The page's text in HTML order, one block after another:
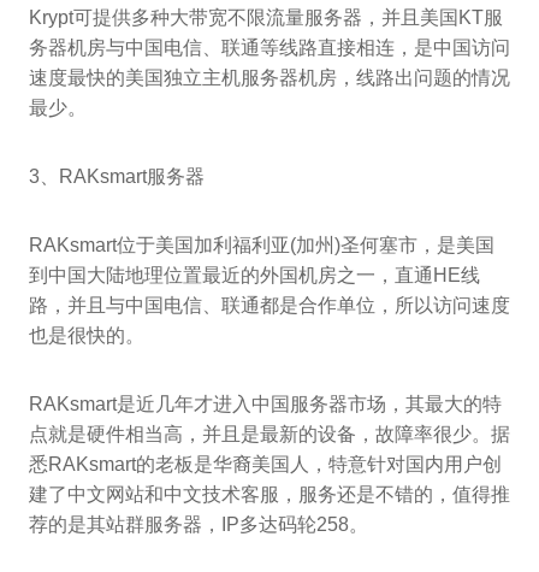
Krypt可提供多种大带宽不限流量服务器，并且美国KT服
务器机房与中国电信、联通等线路直接相连，是中国访问
速度最快的美国独立主机服务器机房，线路出问题的情况
最少。
3、RAKsmart服务器
RAKsmart位于美国加利福利亚(加州)圣何塞市，是美国
到中国大陆地理位置最近的外国机房之一，直通HE线
路，并且与中国电信、联通都是合作单位，所以访问速度
也是很快的。
RAKsmart是近几年才进入中国服务器市场，其最大的特
点就是硬件相当高，并且是最新的设备，故障率很少。据
悉RAKsmart的老板是华裔美国人，特意针对国内用户创
建了中文网站和中文技术客服，服务还是不错的，值得推
荐的是其站群服务器，IP多达码轮258。